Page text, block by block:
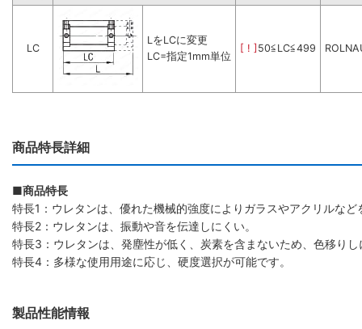
LC
LをLCに変更
LC=指定1mm単位
[ ! ] 50≦LC≦499
商品特長詳細
■商品特長
特長1：ウレタンは、優れた機械的強度によりガラスやアクリルな
特長2：ウレタンは、振動や音を伝達しにくい。
特長3：ウレタンは、発塵性が低く、炭素を含まないため、色移り
特長4：多様な使用用途に応じ、硬度選択が可能です。
製品性能情報